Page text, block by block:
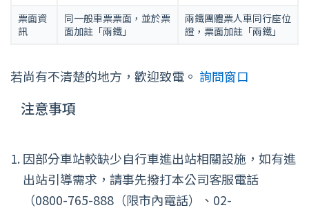
票面資
訊
同一般車票票面，並於票
面加註「兩鐵」
兩鐵團體票人車同行座位
證，票面加註「兩鐵」
若尚有不清楚的地方，歡迎致電。 詢問窗口
注意事項
因部分車站較缺少自行車進出站相關設施，如有進
出站引導需求，請事先撥打本公司客服電話
（0800-765-888（限市內電話）、02-